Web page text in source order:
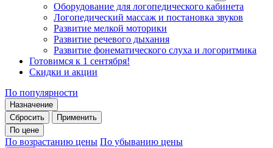
Оборудование для логопедического кабинета
Логопедический массаж и постановка звуков
Развитие мелкой моторики
Развитие речевого дыхания
Развитие фонематического слуха и логоритмика
Готовимся к 1 сентября!
Скидки и акции
По популярности
Назначение
Сбросить
Применить
По цене
По возрастанию цены По убыванию цены